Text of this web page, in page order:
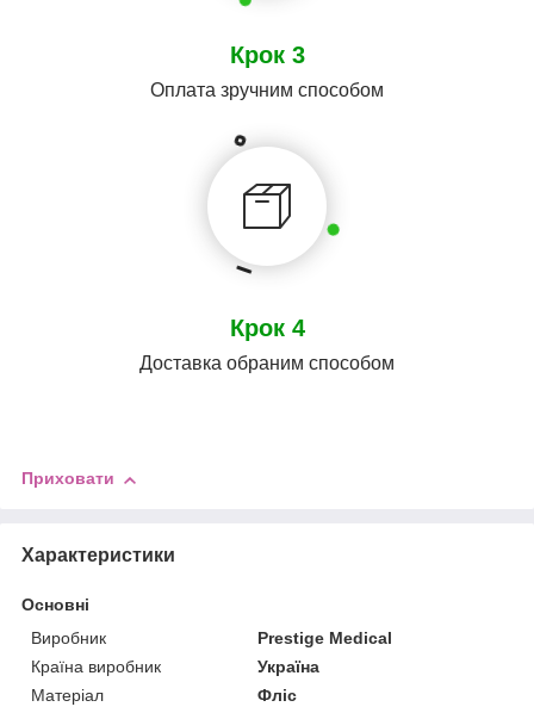
Крок 3
Оплата зручним способом
Крок 4
Доставка обраним способом
Приховати
Характеристики
Основні
Виробник
Prestige Medical
Країна виробник
Україна
Матеріал
Фліс